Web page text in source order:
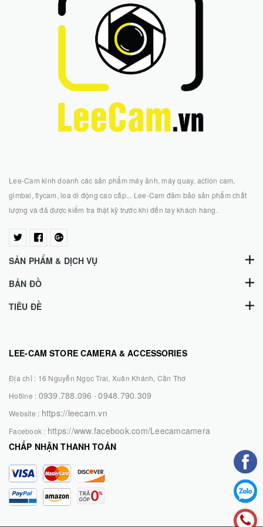
Lee-Cam kinh doanh các sản phẩm máy ảnh, máy quay, action cam,
gimbal, flycam, loa di động cao cấp... Lee-Cam đảm bảo sản phẩm chất
lượng và đã được kiểm tra thật kỹ trước khi đến tay khách hàng.
SẢN PHẨM & DỊCH VỤ
BẢN ĐỒ
TIÊU ĐỀ
LEE-CAM STORE CAMERA & ACCESSORIES
Địa chỉ : 16 Nguyễn Ngọc Trai, Xuân Khánh, Cần Thơ
Hotline : 0939.788.096 -0948.790.309
Website : https://leecam.vn
Facebook : https://www.facebook.com/Leecamcamera
CHẤP NHẬN THANH TOÁN